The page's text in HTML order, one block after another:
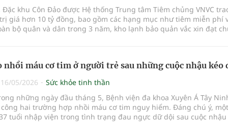
Đặc khu Côn Đảo được Hệ thống Trung tâm Tiêm chủng VNVC
giá hơn 10 tỷ đồng, bao gồm các hạng mục như tiêm miễn phí
bộ quân và dân trong 3 năm, kho lạnh bảo quản vắc xin đạt
rộng cơ hội tiếp cận dịch vụ y tế chất lượng cao cho người dân
Đây cũng là minh chứng cho định hướng phát triển y tế dự
bền vững theo tinh thần Nghị quyết 72 của Bộ Chính trị, chú
bệnh sang chủ động phòng bệnh bằng tiêm chủng vắc xin.
nhồi máu cơ tim ở người trẻ sau những cuộc nhậu kéo
16/05/2026
Sức khỏe tinh thần
những ngày đầu tháng 5, Bệnh viện đa khoa Xuyên Á Tây
hai trường hợp nhồi máu cơ tim nguy hiểm. Đáng chú ý,
tuổi nhập viện trong tình trạng đau ngực dữ dội sau cuộc nhậu